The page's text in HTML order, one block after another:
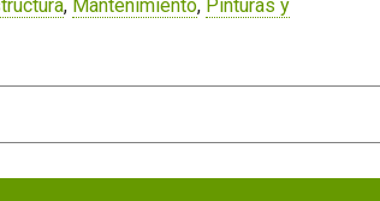
, Mantenimiento, Pinturas y